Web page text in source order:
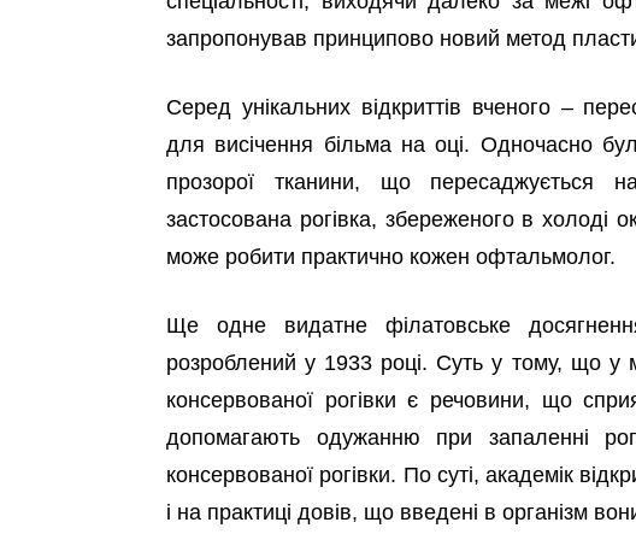
запропонував принципово новий метод
Серед унікальних відкриттів вченого –
для висічення більма на оці. Одночасно
прозорої тканини, що пересаджується
застосована рогівка, збереженого в холоді
може робити практично кожен офтальмолог.
Ще одне видатне філатовське
розроблений у 1933 році. Суть у тому, що у
консервованої рогівки є речовини, що
допомагають одужанню при запаленні
консервованої рогівки. По суті, академік
і на практиці довів, що введені в організм